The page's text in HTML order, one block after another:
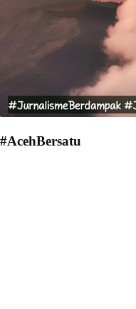
#AcehBersatu